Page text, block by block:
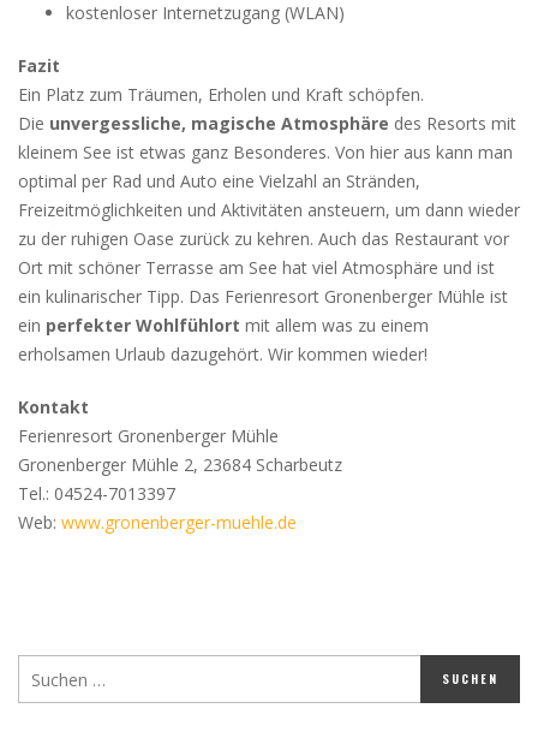
kostenloser Internetzugang (WLAN)
Fazit
Ein Platz zum Träumen, Erholen und Kraft schöpfen.
Die unvergessliche, magische Atmosphäre des Resorts mit
kleinem See ist etwas ganz Besonderes. Von hier aus kann man
optimal per Rad und Auto eine Vielzahl an Stränden,
Freizeitmöglichkeiten und Aktivitäten ansteuern, um dann wieder
zu der ruhigen Oase zurück zu kehren. Auch das Restaurant vor
Ort mit schöner Terrasse am See hat viel Atmosphäre und ist
ein kulinarischer Tipp. Das Ferienresort Gronenberger Mühle ist
ein perfekter Wohlfühlort mit allem was zu einem
erholsamen Urlaub dazugehört. Wir kommen wieder!
Kontakt
Ferienresort Gronenberger Mühle
Gronenberger Mühle 2, 23684 Scharbeutz
Tel.: 04524-7013397
Web: www.gronenberger-muehle.de